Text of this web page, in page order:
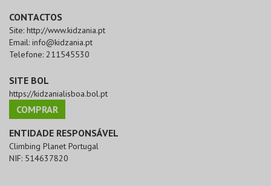
CONTACTOS
Site: http://www.kidzania.pt
Email: info@kidzania.pt
Telefone: 211545530
SITE BOL
https://kidzanialisboa.bol.pt
COMPRAR
ENTIDADE RESPONSÁVEL
Climbing Planet Portugal
NIF: 514637820